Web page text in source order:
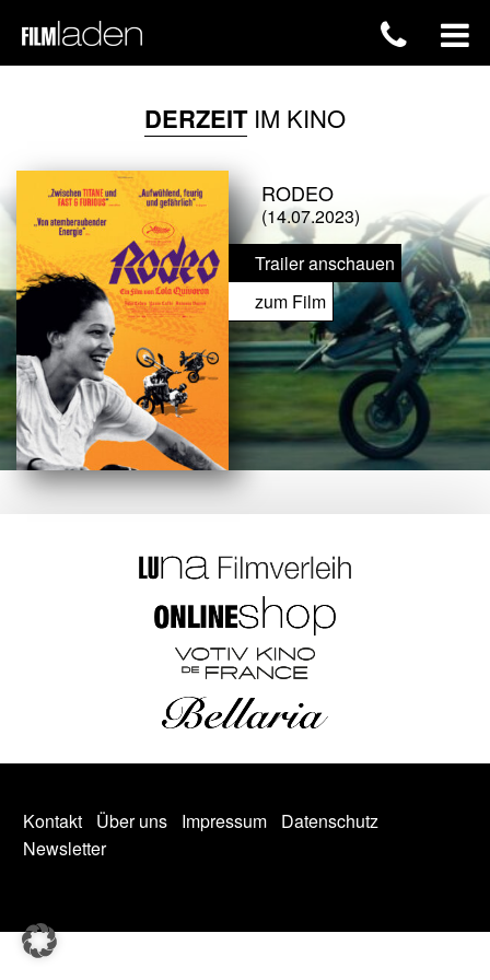
DERZEITIM KINO
RODEO
(14.07.2023)
Trailer anschauen
zum Film
Kontakt Über uns Impressum
Datenschutz
Newsletter